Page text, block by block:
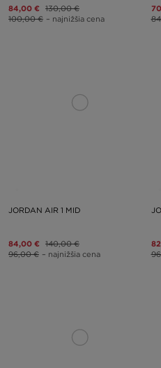
84,00 € 130,00 €
100,00 € – najnižšia cena
JORDAN AIR 1 MID
84,00 € 140,00 €
96,00 € – najnižšia cena